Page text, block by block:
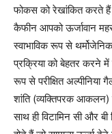
फोकस को रेखांकित करते
कैफीन आपको ऊर्जावान
स्वाभाविक रूप से
प्रक्रिया को बेहतर करने
रूप से परीक्षित अल्पीनिया
शांति (व्यक्तिपरक आकलन)
साथ ही विटामिन सी और बी